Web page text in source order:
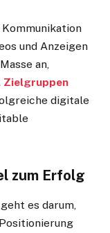
und Anzeigen
an,
Zielgruppen
digitale
zum Erfolg
es darum,